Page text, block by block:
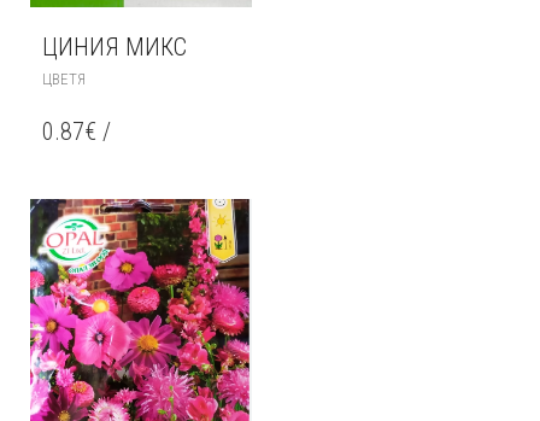
ЦИНИЯ МИКС
ЦВЕТЯ
0.87€ /